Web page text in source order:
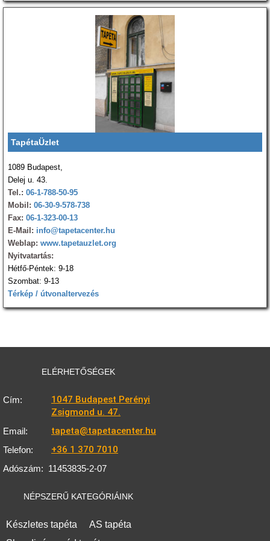
TapétaÜzlet
1089 Budapest,
Delej u. 43.
Tel.: 06-1-788-50-95
Mobil: 06-30-9-578-738
Fax: 06-1-323-00-13
E-Mail: info@tapetacenter.hu
Weblap: www.tapetauzlet.org
Nyitvatartás:
Hétfő-Péntek: 9-18
Szombat: 9-13
Térkép / útvonaltervezés
ELÉRHETŐSÉGEK
Cím:
1047 Budapest Perényi
Zsigmond u. 47.
Email: tapeta@tapetacenter.hu
Telefon: +36 1 370 7010
Adószám: 11453835-2-07
NÉPSZERŰ KATEGÓRIÁINK
Készletes tapéta
AS tapéta